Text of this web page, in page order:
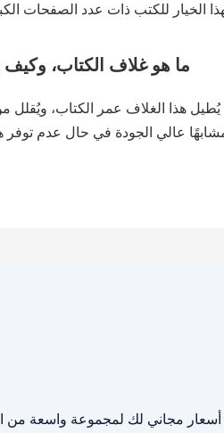
ما هو غلاف الكتاب،
هذا الغلاف عمر الكتاب، ويُقلل